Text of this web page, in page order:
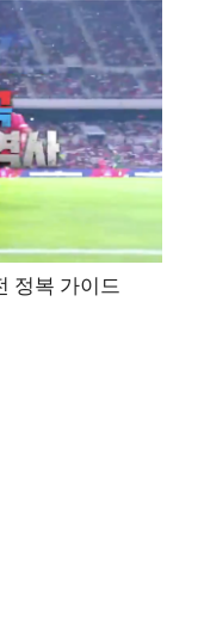
정복 가이드